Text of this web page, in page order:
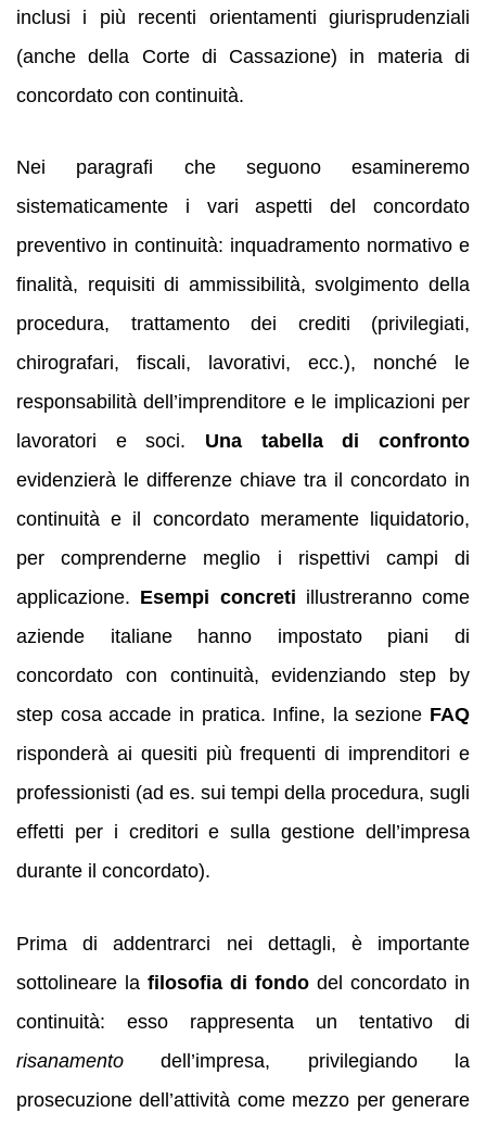
inclusi i più recenti orientamenti giurisprudenziali
(anche della Corte di Cassazione) in materia di
concordato con continuità.
Nei paragrafi che seguono esamineremo
sistematicamente i vari aspetti del concordato
preventivo in continuità: inquadramento normativo e
finalità, requisiti di ammissibilità, svolgimento della
procedura, trattamento dei crediti (privilegiati,
chirografari, fiscali, lavorativi, ecc.), nonché le
responsabilità dell’imprenditore e le implicazioni per
lavoratori e soci. Una tabella di confronto
evidenzierà le differenze chiave tra il concordato in
continuità e il concordato meramente liquidatorio,
per comprenderne meglio i rispettivi campi di
applicazione. Esempi concreti illustreranno come
aziende italiane hanno impostato piani di
concordato con continuità, evidenziando step by
step cosa accade in pratica. Infine, la sezione FAQ
risponderà ai quesiti più frequenti di imprenditori e
professionisti (ad es. sui tempi della procedura, sugli
effetti per i creditori e sulla gestione dell’impresa
durante il concordato).
Prima di addentrarci nei dettagli, è importante
sottolineare la filosofia di fondo del concordato in
continuità: esso rappresenta un tentativo di
risanamento dell’impresa, privilegiando la
prosecuzione dell’attività come mezzo per generare